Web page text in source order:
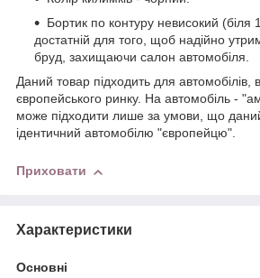
Бортик по контуру невисокий (біля
достатній для того, щоб надійно
бруд, захищаючи салон автомобіля.
Даний товар підходить для автомобілів,
європейського ринку. На автомобіль -
може підходити лише за умови, що
ідентичний автомобілю "європейцю".
Приховати
Характеристики
Основні